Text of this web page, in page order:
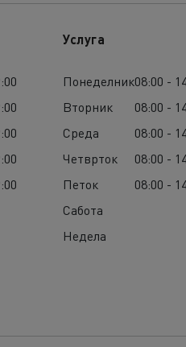
Услуга
Понеделник08:00 -
Вторник
08:00 -
Среда
08:00 -
Четврток
08:00 -
Петок
08:00 -
Сабота
Недела